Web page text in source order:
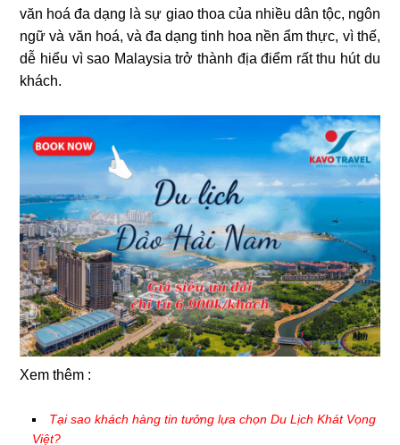
văn hoá đa dạng là sự giao thoa của nhiều dân tộc, ngôn
ngữ và văn hoá, và đa dạng tinh hoa nền ẩm thực, vì thế,
dễ hiểu vì sao Malaysia trở thành địa điểm rất thu hút du
khách.
Xem thêm :
Tại sao khách hàng tin tưởng lựa chọn Du Lịch Khát Vọng
Việt?